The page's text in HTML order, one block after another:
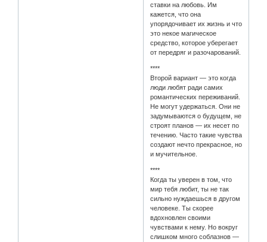
ставки на любовь. Им
кажется, что она
упорядочивает их жизнь и что
это некое магическое
средство, которое уберегает
от передряг и разочарований.
****
Второй вариант — это когда
люди любят ради самих
романтических переживаний.
Не могут удержаться. Они не
задумываются о будущем, не
строят планов — их несет по
течению. Часто такие чувства
создают нечто прекрасное, но
и мучительное.
****
Когда ты уверен в том, что
мир тебя любит, ты не так
сильно нуждаешься в другом
человеке. Ты скорее
вдохновлен своими
чувствами к нему. Но вокруг
слишком много соблазнов —